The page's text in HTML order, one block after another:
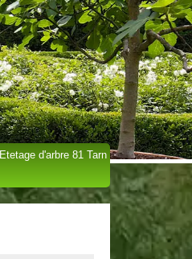
Etetage d'arbre 81 Tarn